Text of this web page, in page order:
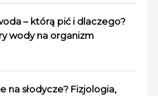
– którą pić i dlaczego?
wody na organizm
na słodycze? Fizjologia,